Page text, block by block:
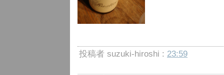
投稿者 suzuki-hiroshi : 23:59